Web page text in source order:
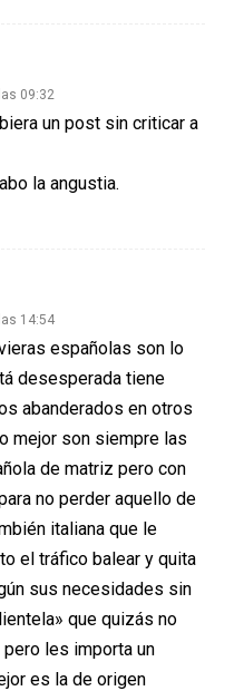
09:32
un post sin criticar a
la angustia.
14:54
españolas son lo
desesperada tiene
abanderados en otros
mejor son siempre las
de matriz pero con
no perder aquello de
italiana que le
el tráfico balear y quita
sus necesidades sin
que quizás no
les importa un
es la de origen